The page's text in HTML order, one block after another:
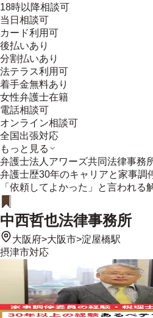
18時以降相談可
当日相談可
カード利用可
後払いあり
分割払いあり
法テラス利用可
着手金無料あり
女性弁護士在籍
電話相談可
オンライン相談可
全国出張対応
もっと見る
弁護士法人アワーズ共同法律事務
弁護士歴30年のキャリアと家事調
「依頼してよかった」と言われる
中西哲也法律事務所
大阪府>大阪市>淀屋橋駅
摂津市対応